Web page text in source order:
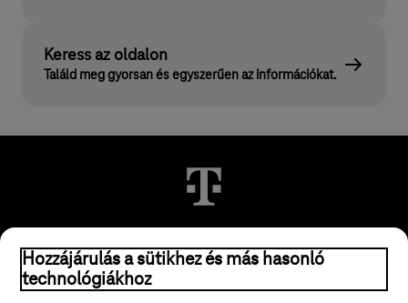
Keress az oldalon
Találd meg gyorsan és egyszerűen az információkat.
© 2026 Magyar Telekom Nyrt.
Hozzájárulás a sütikhez és más hasonló
technológiákhoz